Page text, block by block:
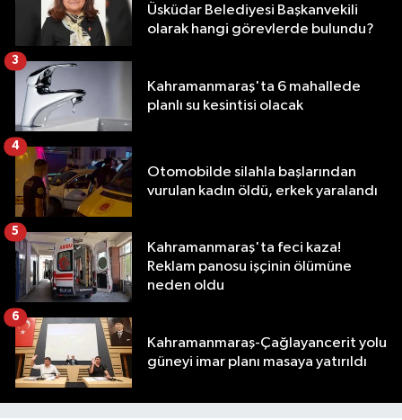
Üsküdar Belediyesi Başkanvekili
olarak hangi görevlerde bulundu?
Kahramanmaraş'ta 6 mahallede
planlı su kesintisi olacak
3
Otomobilde silahla başlarından
vurulan kadın öldü, erkek yaralandı
4
Kahramanmaraş'ta feci kaza!
Reklam panosu işçinin ölümüne
neden oldu
5
Kahramanmaraş-Çağlayancerit yolu
güneyi imar planı masaya yatırıldı
6